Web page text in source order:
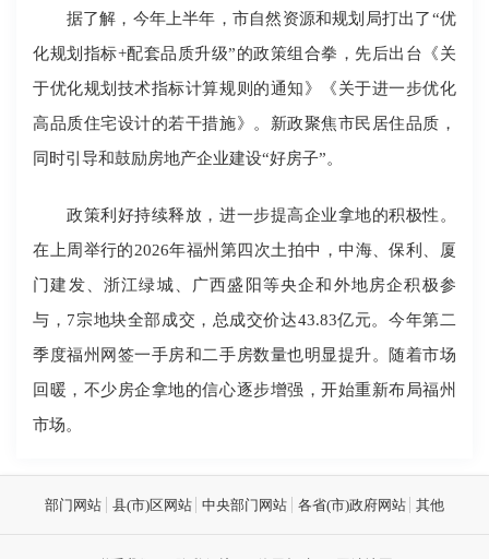
据了解，今年上半年，市自然资源和规划局打出了“优
化规划指标+配套品质升级”的政策组合拳，先后出台《关
于优化规划技术指标计算规则的通知》《关于进一步优化
高品质住宅设计的若干措施》。新政聚焦市民居住品质，
同时引导和鼓励房地产企业建设“好房子”。
政策利好持续释放，进一步提高企业拿地的积极性。
在上周举行的2026年福州第四次土拍中，中海、保利、厦
门建发、浙江绿城、广西盛阳等央企和外地房企积极参
与，7宗地块全部成交，总成交价达43.83亿元。今年第二
季度福州网签一手房和二手房数量也明显提升。随着市场
回暖，不少房企拿地的信心逐步增强，开始重新布局福州
市场。
部门网站 县(市)区网站 中央部门网站 各省(市)政府网站 其他